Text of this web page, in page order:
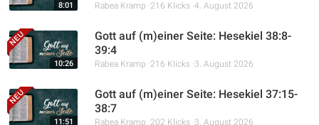
8:01 Rabea Kramp 216 Klicks 4. August 2026
10:26
Gott auf (m)einer Seite: Hesekiel 38:8-
39:4
Rabea Kramp 216 Klicks 3. August 2026
11:51
Gott auf (m)einer Seite: Hesekiel 37:15-
38:7
Rabea Kramp 202 Klicks 3. August 2026